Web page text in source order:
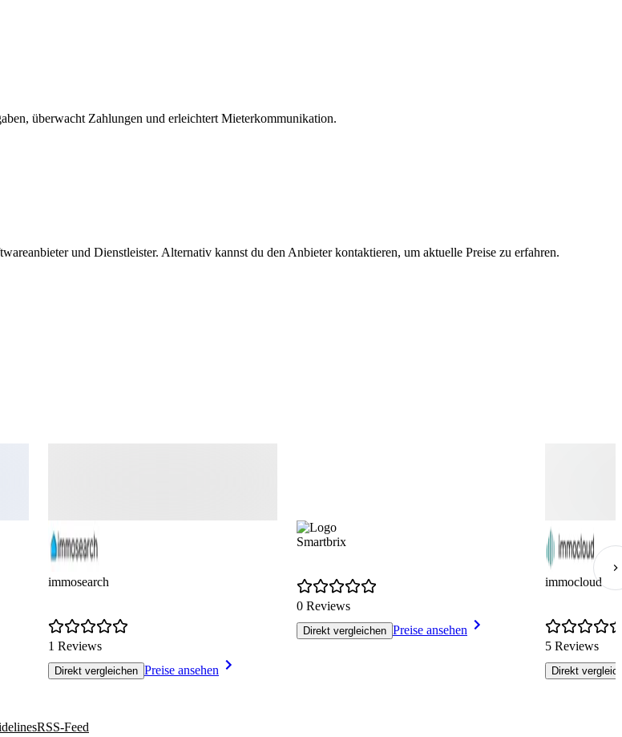
überwacht Zahlungen und erleichtert Mieterkommunikation.
und Dienstleister. Alternativ kannst du den Anbieter kontaktieren, um aktuelle Preise zu erfahren.
immosearch
1 Reviews
Direkt vergleichen Preise ansehen
Smartbrix
0 Reviews
Direkt vergleichen Preise ansehen
immocloud
5 Reviews
Direkt
RSS-Feed